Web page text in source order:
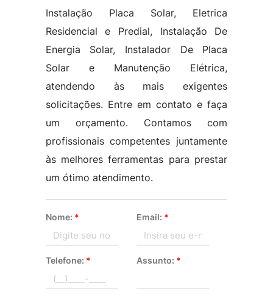
Instalação Placa Solar, Eletrica
Residencial e Predial, Instalação De
Energia Solar, Instalador De Placa
Solar e Manutenção Elétrica,
atendendo às mais exigentes
solicitações. Entre em contato e faça
um orçamento. Contamos com
profissionais competentes juntamente
às melhores ferramentas para prestar
um ótimo atendimento.
Nome: * Email: *
Telefone: * Assunto: *